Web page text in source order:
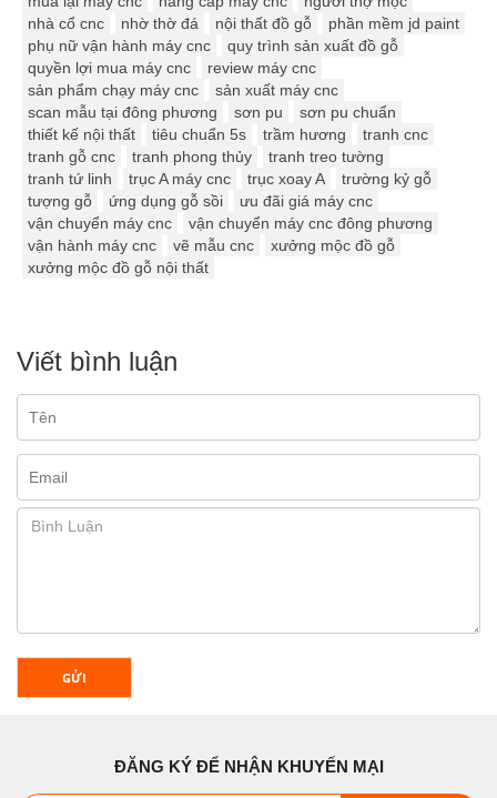
nhà cổ cnc
nhờ thờ đá nội thất đồ gỗ
phần mềm jd paint
phụ nữ vận hành máy cnc
quy trình sản xuất đồ gỗ
quyền lợi mua máy cnc
review máy cnc
sản phẩm chạy máy cnc
sản xuất máy cnc
scan mẫu tại đông phương
sơn pu
sơn pu chuẩn
thiết kế nội thất
tiêu chuẩn 5s trầm hương
tranh cnc
tranh gỗ cnc
tranh phong thủy
tranh treo tường
tranh tứ linh
trục A máy cnc trục xoay A
trường kỷ gỗ
tượng gỗ
ứng dụng gỗ sồi
ưu đãi giá máy cnc
vận chuyển máy cnc
vận chuyển máy cnc đông phương
vận hành máy cnc
vẽ mẫu cnc
xưởng mộc đồ gỗ
xưởng mộc đồ gỗ nội thất
Viết bình luận
GỬI
ĐĂNG KÝ ĐỂ NHẬN KHUYẾN MẠI